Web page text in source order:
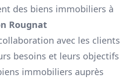
des biens immobiliers à
Rougnat
avec les clients
besoins et leurs objectifs
immobiliers auprès